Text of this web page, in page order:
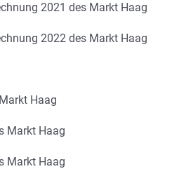
2021 des Markt Haag
2022 des Markt Haag
Haag
Markt Haag
Markt Haag